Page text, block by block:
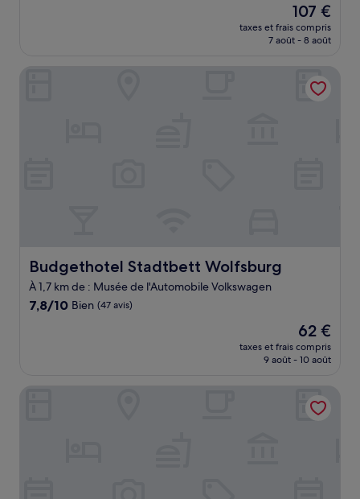
Le
nouveau
prix
de
107 €
107 €
taxes et frais compris
7 août - 8 août
Budgethotel Stadtbett Wolfsburg
Budgethotel Stadtbett Wolfsburg
À 1,7 km de : Musée de l'Automobile Volkswagen
7.8
7,8/10 Bien (47 avis)
Le
nouveau
prix
de
62 €
62 €
taxes et frais compris
9 août - 10 août